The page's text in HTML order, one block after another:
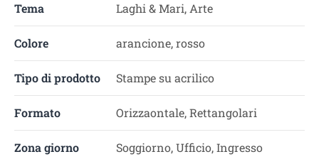
Tema Laghi & Mari, Arte
Colore arancione, rosso
Tipo di prodotto Stampe su acrilico
Formato Orizzaontale, Rettangolari
Zona giorno Soggiorno, Ufficio, Ingresso